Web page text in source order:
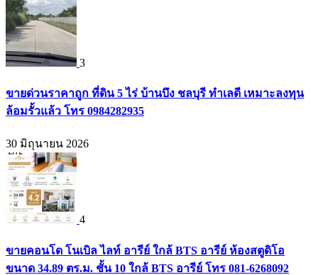
3
ขายด่วนราคาถูก ที่ดิน 5 ไร่ บ้านบึง ชลบุรี ทำเลดี เหมาะลงทุน
ล้อมรั้วแล้ว โทร 0984282935
30 มิถุนายน 2026
4
ขายคอนโด โนเบิล ไลท์ อารีย์ ใกล้ BTS อารีย์ ห้องสตูดิโอ
ขนาด 34.89 ตร.ม. ชั้น 10 ใกล้ BTS อารีย์ โทร 081-6268092